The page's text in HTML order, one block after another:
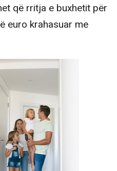
që rritja e buxhetit për
euro krahasuar me